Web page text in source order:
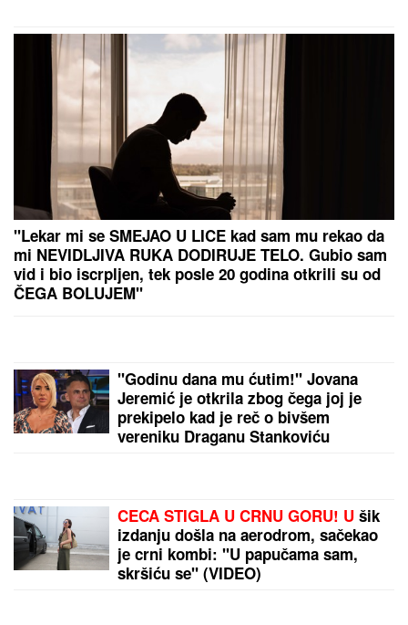
TEŠKO JE POVREĐENA!
detalji ubadanja tinejdžerke (18) u
samom centru Beograda: Oglasili se
iz Hitne pomoći
VUKAO ŽENU ZA KOSU, PA JE ŠTAPOM UDARIO
DIREKTNO U GLAVU!Jezivo nasilje u porodici: